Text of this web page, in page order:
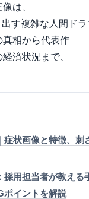
は、
す複雑な人間ド
相から代表作
済状況まで、
症状画像と特徴、刺
採用担当者が教える
ポイントを解説